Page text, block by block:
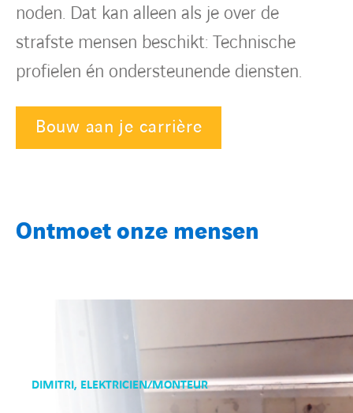
noden. Dat kan alleen als je over de
strafste mensen beschikt: Technische
profielen én ondersteunende diensten.
Bouw aan je carrière
Ontmoet onze mensen
DIMITRI, ELEKTRICIEN/MONTEUR